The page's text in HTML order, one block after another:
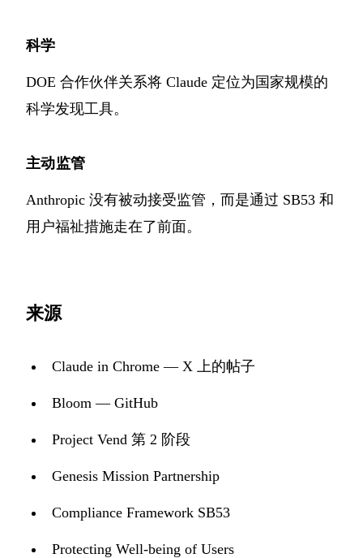
科学
DOE 合作伙伴关系将 Claude 定位为国家规模的
科学发现工具。
主动监管
Anthropic 没有被动接受监管，而是通过 SB53 和
用户福祉措施走在了前面。
来源
Claude in Chrome — X 上的帖子
Bloom — GitHub
Project Vend 第 2 阶段
Genesis Mission Partnership
Compliance Framework SB53
Protecting Well-being of Users